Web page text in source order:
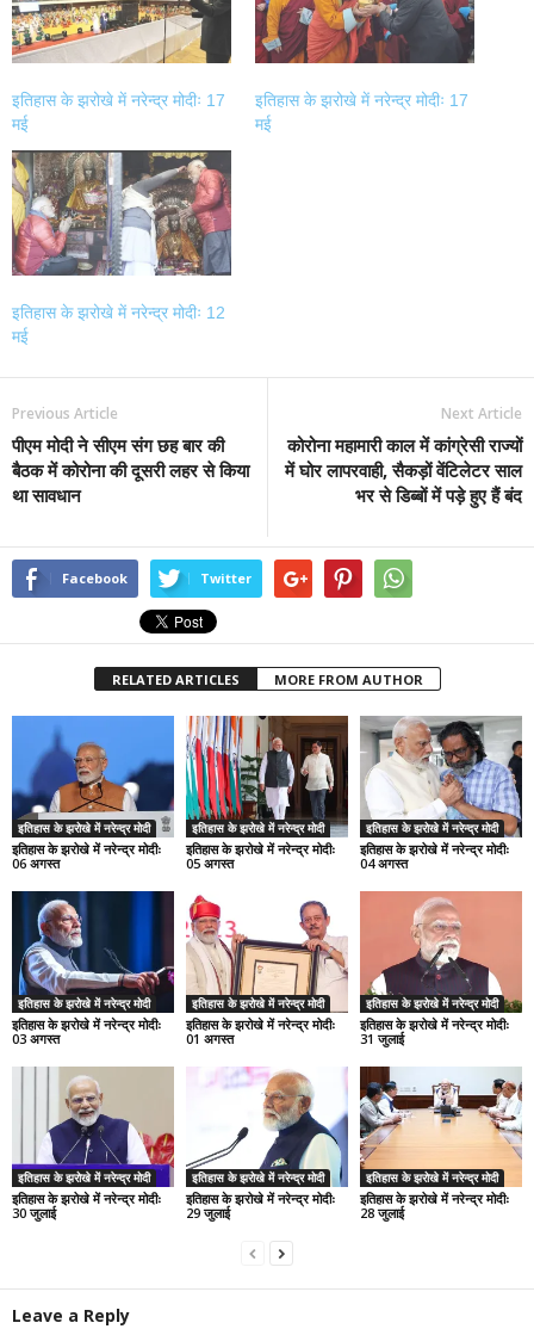
इतिहास के झरोखे में नरेन्द्र मोदीः 17
मई
इतिहास के झरोखे में नरेन्द्र मोदीः 17
मई
इतिहास के झरोखे में नरेन्द्र मोदीः 12
मई
Previous Article
पीएम मोदी ने सीएम संग छह बार की
बैठक में कोरोना की दूसरी लहर से किया
था सावधान
Next Article
कोरोना महामारी काल में कांग्रेसी राज्यों
में घोर लापरवाही, सैकड़ों वेंटिलेटर साल
भर से डिब्बों में पड़े हुए हैं बंद
Facebook Twitter
RELATED ARTICLES MORE FROM AUTHOR
इतिहास के झरोखे में नरेन्द्र मोदी
इतिहास के झरोखे में नरेन्द्र मोदीः
06 अगस्त
इतिहास के झरोखे में नरेन्द्र मोदी
इतिहास के झरोखे में नरेन्द्र मोदीः
05 अगस्त
इतिहास के झरोखे में नरेन्द्र मोदी
इतिहास के झरोखे में नरेन्द्र मोदीः
04 अगस्त
इतिहास के झरोखे में नरेन्द्र मोदी
इतिहास के झरोखे में नरेन्द्र मोदीः
03 अगस्त
इतिहास के झरोखे में नरेन्द्र मोदी
इतिहास के झरोखे में नरेन्द्र मोदीः
01 अगस्त
इतिहास के झरोखे में नरेन्द्र मोदी
इतिहास के झरोखे में नरेन्द्र मोदीः
31 जुलाई
इतिहास के झरोखे में नरेन्द्र मोदी
इतिहास के झरोखे में नरेन्द्र मोदीः
30 जुलाई
इतिहास के झरोखे में नरेन्द्र मोदी
इतिहास के झरोखे में नरेन्द्र मोदीः
29 जुलाई
इतिहास के झरोखे में नरेन्द्र मोदी
इतिहास के झरोखे में नरेन्द्र मोदीः
28 जुलाई
Leave a Reply